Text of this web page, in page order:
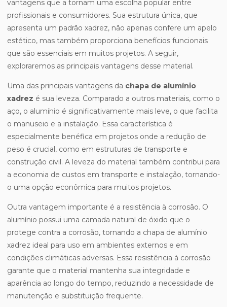
vantagens que a tornam uma escolha popular entre
profissionais e consumidores. Sua estrutura única, que
apresenta um padrão xadrez, não apenas confere um apelo
estético, mas também proporciona benefícios funcionais
que são essenciais em muitos projetos. A seguir,
exploraremos as principais vantagens desse material.
Uma das principais vantagens da chapa de alumínio
xadrez é sua leveza. Comparado a outros materiais, como o
aço, o alumínio é significativamente mais leve, o que facilita
o manuseio e a instalação. Essa característica é
especialmente benéfica em projetos onde a redução de
peso é crucial, como em estruturas de transporte e
construção civil. A leveza do material também contribui para
a economia de custos em transporte e instalação, tornando-
o uma opção econômica para muitos projetos.
Outra vantagem importante é a resistência à corrosão. O
alumínio possui uma camada natural de óxido que o
protege contra a corrosão, tornando a chapa de alumínio
xadrez ideal para uso em ambientes externos e em
condições climáticas adversas. Essa resistência à corrosão
garante que o material mantenha sua integridade e
aparência ao longo do tempo, reduzindo a necessidade de
manutenção e substituição frequente.